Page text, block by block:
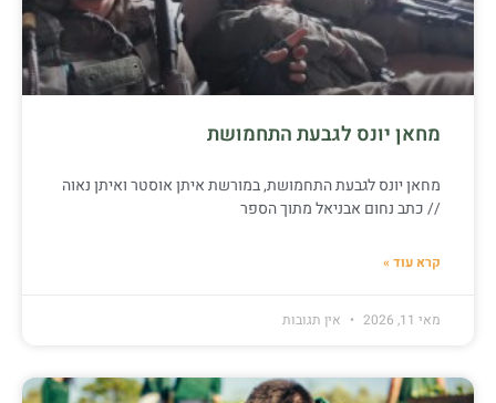
מחאן יונס לגבעת התחמושת
מחאן יונס לגבעת התחמושת, במורשת איתן אוסטר ואיתן נאוה
// כתב נחום אבניאל מתוך הספר
קרא עוד »
מאי 11, 2026 אין תגובות